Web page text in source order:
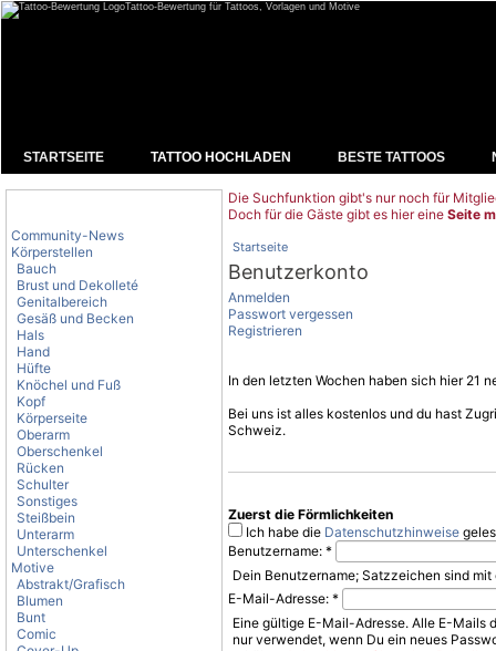
Tattoo-Bewertung für Tattoos, Vorlagen und Motive
STARTSEITE TATTOO HOCHLADEN BESTE TATTOOS
Community-News
Körperstellen
Bauch
Brust und Dekolleté
Genitalbereich
Gesäß und Becken
Hals
Hand
Hüfte
Knöchel und Fuß
Kopf
Körperseite
Oberarm
Oberschenkel
Rücken
Schulter
Sonstiges
Steißbein
Unterarm
Unterschenkel
Motive
Abstrakt/Grafisch
Blumen
Bunt
Comic
Die Suchfunktion gibt's nur noch für
Doch für die Gäste gibt es hier eine Seite
Startseite
Benutzerkonto
Anmelden
Passwort vergessen
Registrieren
In den letzten Wochen haben sich hier 21
Bei uns ist alles kostenlos und du hast
Schweiz.
Zuerst die Förmlichkeiten
Ich habe die Datenschutzhinweise
Benutzername: *
Dein Benutzername; Satzzeichen sind
E-Mail-Adresse: *
Eine gültige E-Mail-Adresse. Alle E-Mails
nur verwendet, wenn Du ein neues